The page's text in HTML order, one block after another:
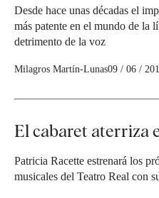
Desde hace unas décadas el
más patente en el mundo de la
detrimento de la voz
Milagros Martín-Lunas09 / 06 /
El cabaret aterriza
Patricia Racette estrenará los
musicales del Teatro Real con